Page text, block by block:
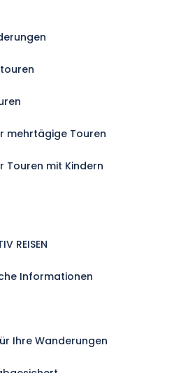
mehrtägige Touren
Touren mit Kindern
REISEN
Informationen
Ihre Wanderungen